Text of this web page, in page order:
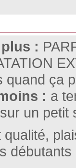
:
quand ça
: a
un petit